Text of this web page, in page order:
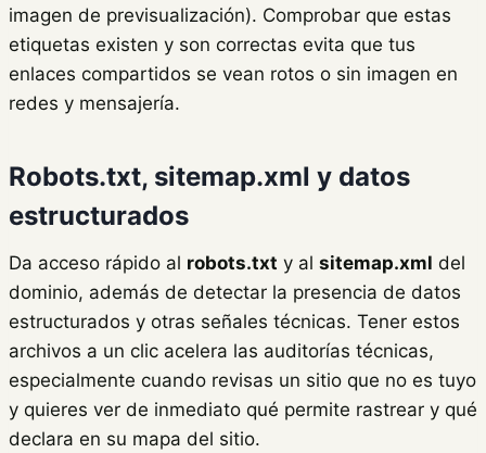
imagen de previsualización). Comprobar que estas
etiquetas existen y son correctas evita que tus
enlaces compartidos se vean rotos o sin imagen en
redes y mensajería.
Robots.txt, sitemap.xml y datos
estructurados
Da acceso rápido al robots.txt y al sitemap.xml del
dominio, además de detectar la presencia de datos
estructurados y otras señales técnicas. Tener estos
archivos a un clic acelera las auditorías técnicas,
especialmente cuando revisas un sitio que no es tuyo
y quieres ver de inmediato qué permite rastrear y qué
declara en su mapa del sitio.